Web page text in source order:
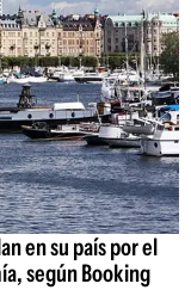
en su país por el
según Booking